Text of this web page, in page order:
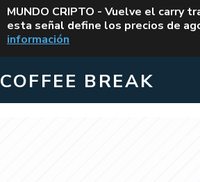
ALERTA
MUNDO CRIPTO - Vuelve el carry
esta señal define los precios de
información
COFFEE BREAK